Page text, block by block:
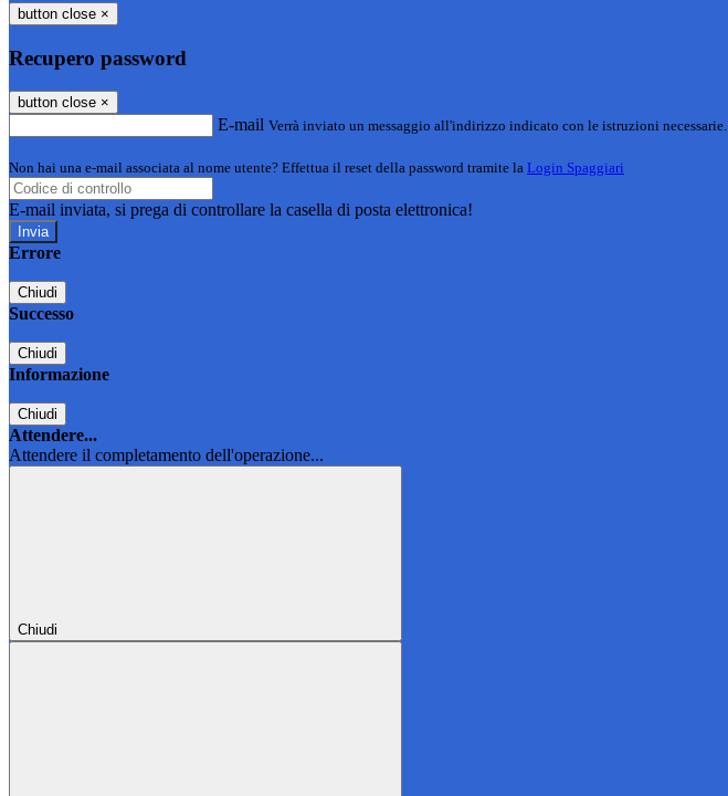
button close ×
Recupero password
button close ×
E-mail Verrà inviato un messaggio all'indirizzo indicato con le istruzioni necessarie.
Non hai una e-mail associata al nome utente? Effettua il reset della password tramite la Login Spaggiari
E-mail inviata, si prega di controllare la casella di posta elettronica!
Errore
Chiudi
Successo
Chiudi
Informazione
Chiudi
Attendere...
Attendere il completamento dell'operazione...
Chiudi